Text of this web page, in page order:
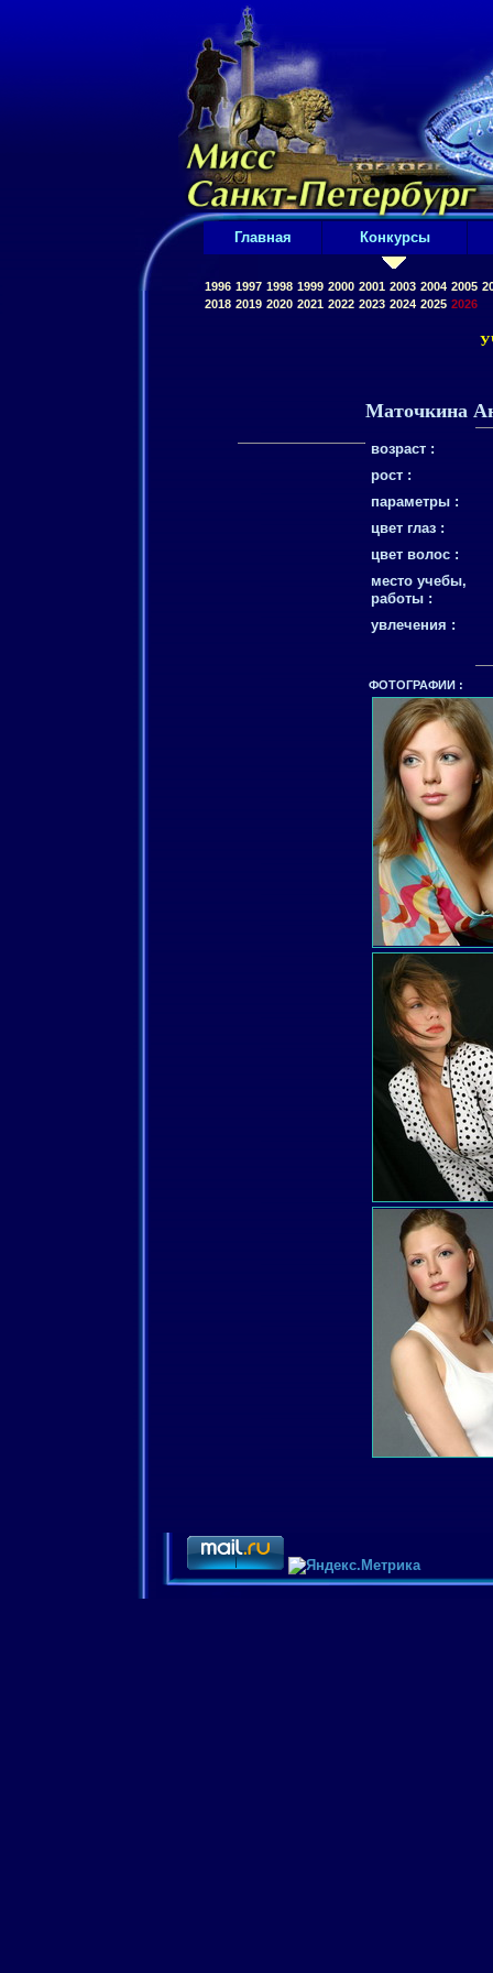
Главная Конкурсы
1996 1997 1998 1999 2000 2001 2003 2004 2005
2018 2019 2020 2021 2022 2023 2024 2025 2026
Маточкина
возраст :
рост :
параметры :
цвет глаз :
цвет волос :
место учебы,
работы :
увлечения :
ФОТОГРАФИИ :